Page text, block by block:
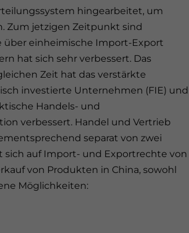
hingearbeitet, um
Zum jetzigen Zeitpunkt sind
einheimische Import-Export
hat sich sehr verbessert. Das
Zeit hat das verstärkte
investierte Unternehmen (FIE) und
Handels- und
verbessert. Handel und Vertrieb
separat von zwei
sich auf Import- und Exportrechte von
von Produkten in China, sowohl
Möglichkeiten: